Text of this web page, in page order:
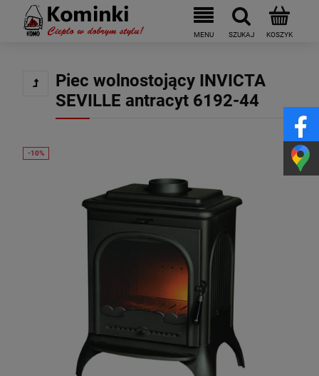
Piec wolnostojący INVICTA
SEVILLE antracyt 6192-44